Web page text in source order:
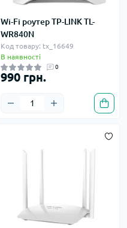
Wi-Fi роутер TP-LINK TL-
WR840N
Код товару: tx_16649
В наявності
0
990 грн.